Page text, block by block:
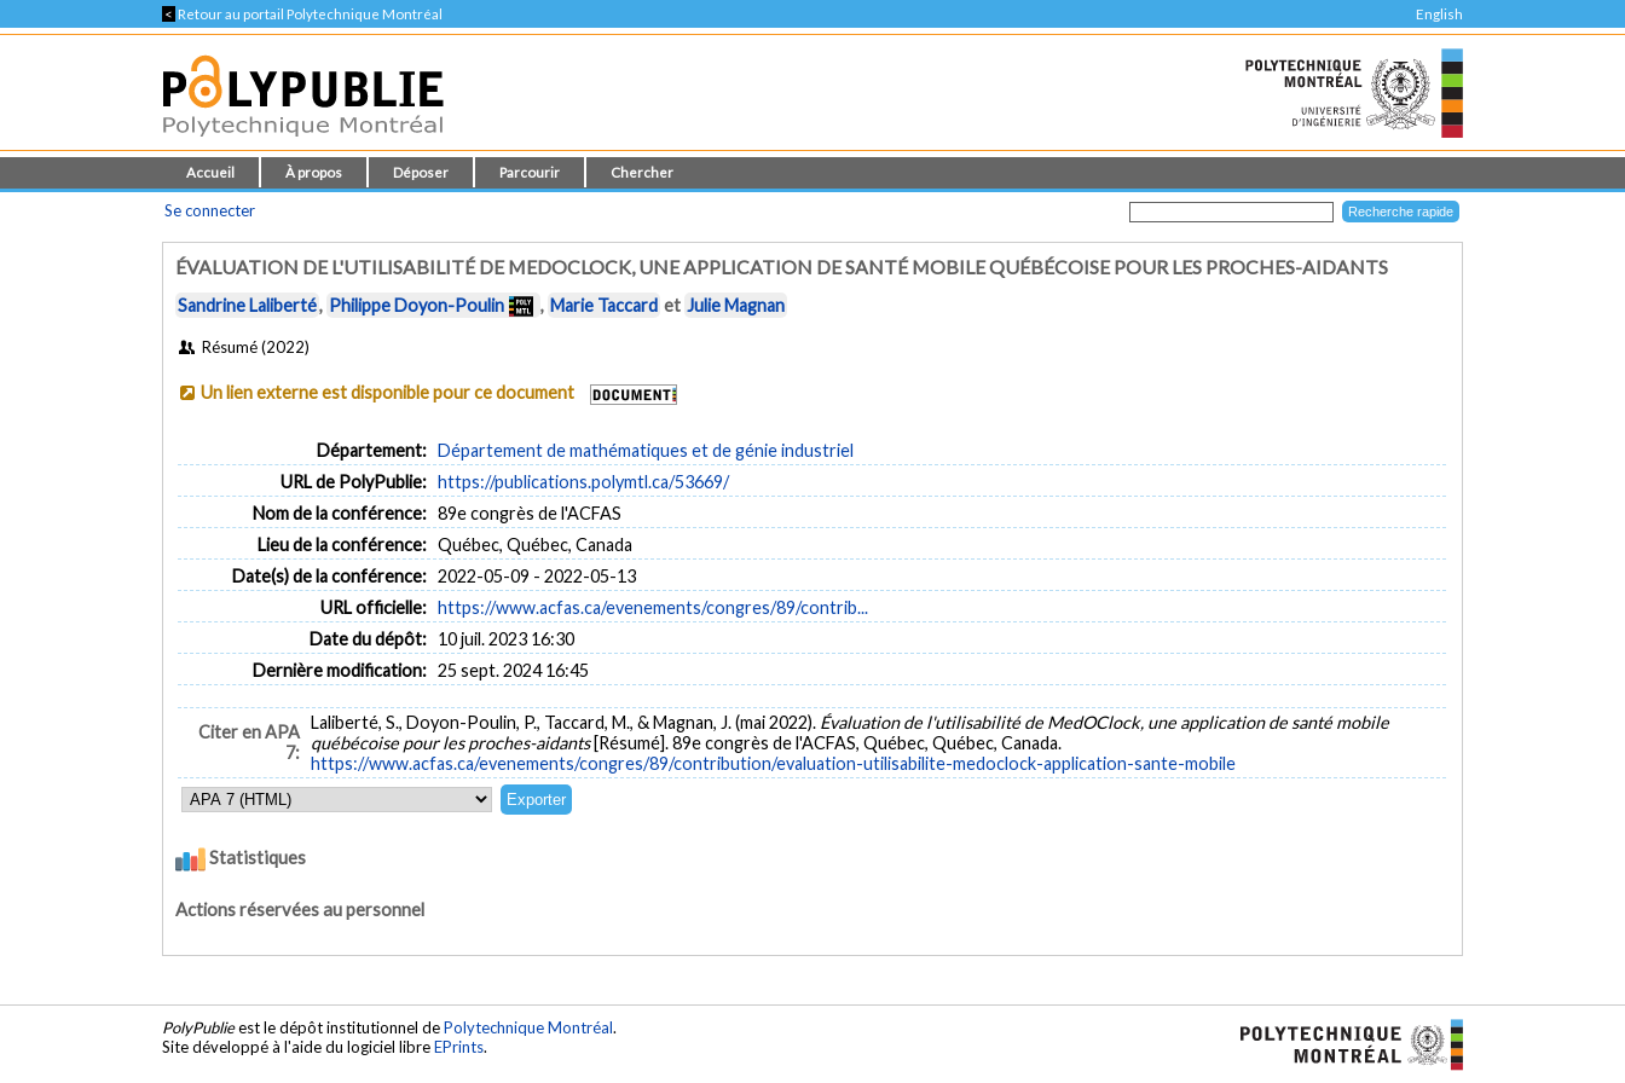
< Retour au portail Polytechnique Montréal English
Accueil À propos Déposer Parcourir Chercher
Se connecter
ÉVALUATION DE L'UTILISABILITÉ DE MEDOCLOCK, UNE APPLICATION DE SANTÉ MOBILE QUÉBÉCOISE POUR LES PROCHES-AIDANTS
Sandrine Laliberté, Philippe Doyon-Poulin , Marie Taccard et Julie Magnan
Résumé (2022)
Un lien externe est disponible pour ce document
Département: Département de mathématiques et de génie industriel
URL de PolyPublie: https://publications.polymtl.ca/53669/
Nom de la conférence: 89e congrès de l'ACFAS
Lieu de la conférence: Québec, Québec, Canada
Date(s) de la conférence: 2022-05-09 - 2022-05-13
URL officielle: https://www.acfas.ca/evenements/congres/89/contrib...
Date du dépôt: 10 juil. 2023 16:30
Dernière modification: 25 sept. 2024 16:45
Citer en APA
7:
Laliberté, S., Doyon-Poulin, P., Taccard, M., & Magnan, J. (mai 2022). Évaluation de l'utilisabilité de MedOClock, une application de santé mobile
québécoise pour les proches-aidants [Résumé]. 89e congrès de l'ACFAS, Québec, Québec, Canada.
https://www.acfas.ca/evenements/congres/89/contribution/evaluation-utilisabilite-medoclock-application-sante-mobile
Statistiques
Actions réservées au personnel
PolyPublieest le dépôt institutionnel dePolytechnique Montréal.
Site développé à l'aide du logiciel libreEPrints.